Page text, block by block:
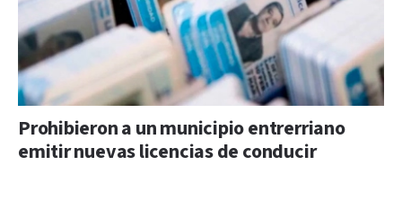
Prohibieron a un municipio entrerriano
emitir nuevas licencias de conducir